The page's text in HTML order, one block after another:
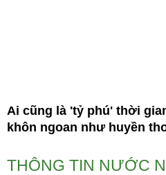
Ai cũng là 'tỷ phú' thời
khôn ngoan như huyền
THÔNG TIN NƯỚC